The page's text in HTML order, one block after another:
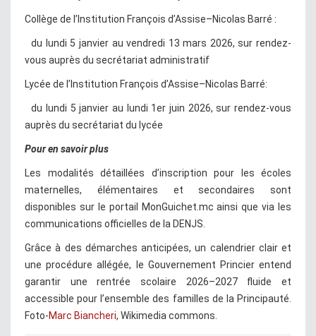
Collège de l’Institution François d’Assise–Nicolas Barré :
du lundi 5 janvier au vendredi 13 mars 2026, sur rendez-
vous auprès du secrétariat administratif
Lycée de l’Institution François d’Assise–Nicolas Barré:
du lundi 5 janvier au lundi 1er juin 2026, sur rendez-vous
auprès du secrétariat du lycée
Pour en savoir plus
Les modalités détaillées d’inscription pour les écoles
maternelles, élémentaires et secondaires sont
disponibles sur le portail MonGuichet.mc ainsi que via les
communications officielles de la DENJS.
Grâce à des démarches anticipées, un calendrier clair et
une procédure allégée, le Gouvernement Princier entend
garantir une rentrée scolaire 2026–2027 fluide et
accessible pour l’ensemble des familles de la Principauté.
Foto-Marc Biancheri, Wikimedia commons.